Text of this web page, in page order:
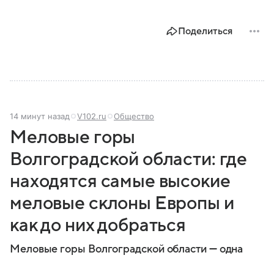
Поделиться
14 минут назад V102.ru Общество
Меловые горы
Волгоградской области: где
находятся самые высокие
меловые склоны Европы и
как до них добраться
Меловые горы Волгоградской области — одна